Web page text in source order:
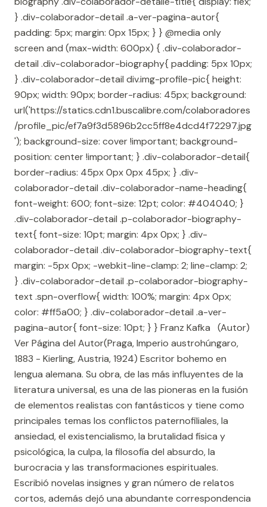
} .div-colaborador-detail .a-ver-pagina-autor{
padding: 5px; margin: 0px 15px; } } @media only
screen and (max-width: 600px) { .div-colaborador-
detail .div-colaborador-biography{ padding: 5px 10px;
} .div-colaborador-detail div.img-profile-pic{ height:
90px; width: 90px; border-radius: 45px; background:
url('https://statics.cdn1.buscalibre.com/colaboradores
/profile_pic/ef7a9f3d5896b2cc5ff8e4dcd4f72297.jpg
'); background-size: cover !important; background-
position: center !important; } .div-colaborador-detail{
border-radius: 45px 0px 0px 45px; } .div-
colaborador-detail .div-colaborador-name-heading{
font-weight: 600; font-size: 12pt; color: #404040; }
.div-colaborador-detail .p-colaborador-biography-
text{ font-size: 10pt; margin: 4px 0px; } .div-
colaborador-detail .div-colaborador-biography-text{
margin: -5px 0px; -webkit-line-clamp: 2; line-clamp: 2;
} .div-colaborador-detail .p-colaborador-biography-
text .spn-overflow{ width: 100%; margin: 4px 0px;
color: #ff5a00; } .div-colaborador-detail .a-ver-
pagina-autor{ font-size: 10pt; } } Franz Kafka (Autor)
Ver Página del Autor(Praga, Imperio austrohúngaro,
1883 - Kierling, Austria, 1924) Escritor bohemo en
lengua alemana. Su obra, de las más influyentes de la
literatura universal, es una de las pioneras en la fusión
de elementos realistas con fantásticos y tiene como
principales temas los conflictos paternofiliales, la
ansiedad, el existencialismo, la brutalidad física y
psicológica, la culpa, la filosofía del absurdo, la
burocracia y las transformaciones espirituales.
Escribió novelas insignes y gran número de relatos
cortos, además dejó una abundante correspondencia